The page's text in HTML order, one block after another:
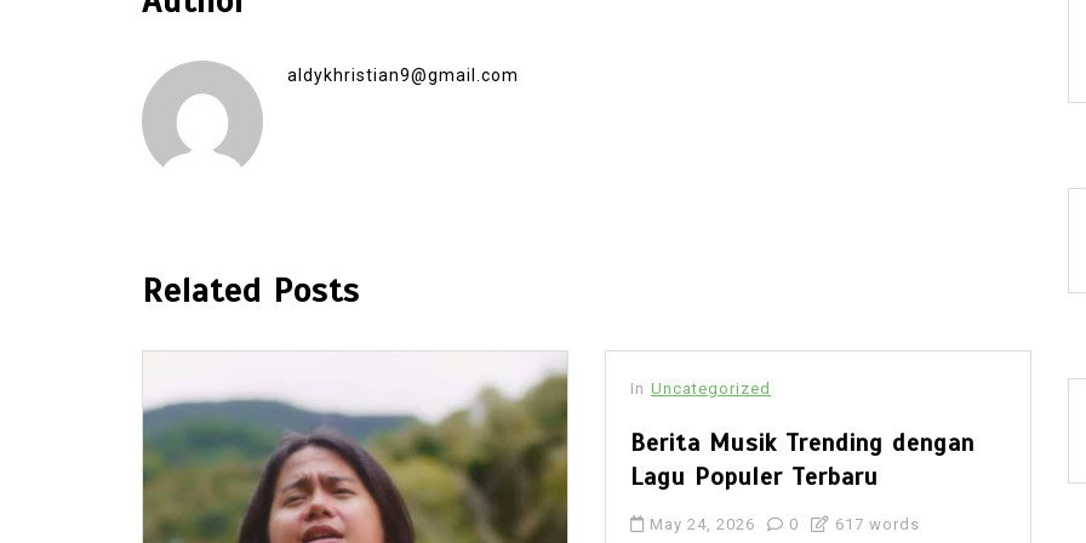
aldykhristian9@gmail.com
Related Posts
In Uncategorized
Berita Musik Trending dengan
Lagu Populer Terbaru
May 24, 2026 0 617 words